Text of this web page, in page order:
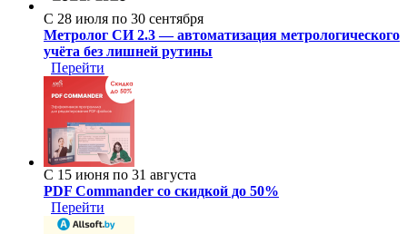
С 28 июля по 30 сентября
Метролог СИ 2.3 — автоматизация метрологического
учёта без лишней рутины
Перейти
С 15 июня по 31 августа
PDF Commander со скидкой до 50%
Перейти